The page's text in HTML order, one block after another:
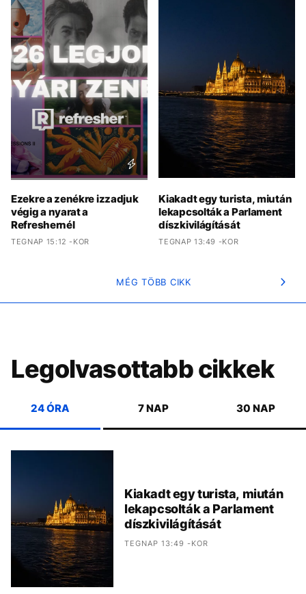
Ezekre a zenékre izzadjuk
végig a nyarat a
Refreshernél
TEGNAP 15:12 -KOR
Kiakadt egy turista, miután
lekapcsolták a Parlament
díszkivilágítását
TEGNAP 13:49 -KOR
MÉG TÖBB CIKK
Legolvasottabb cikkek
24 ÓRA 7 NAP 30 NAP
Kiakadt egy turista, miután
lekapcsolták a Parlament
díszkivilágítását
TEGNAP 13:49 -KOR